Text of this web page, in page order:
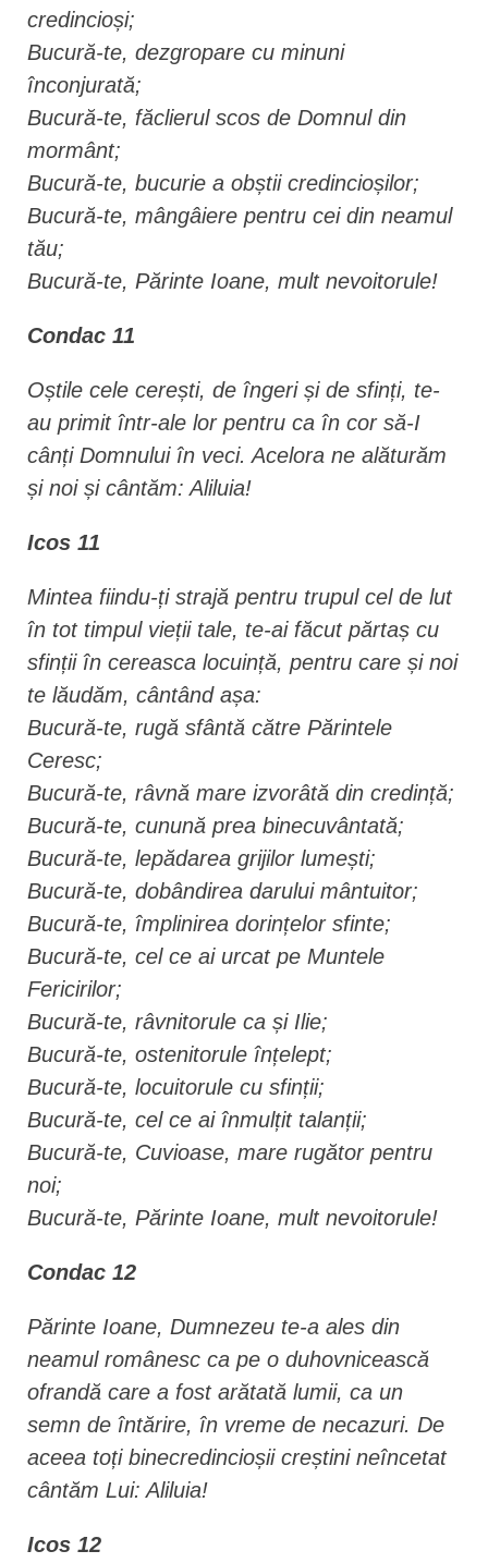
credincioși;
Bucură-te, dezgropare cu minuni
înconjurată;
Bucură-te, făclierul scos de Domnul din
mormânt;
Bucură-te, bucurie a obștii credincioșilor;
Bucură-te, mângâiere pentru cei din neamul
tău;
Bucură-te, Părinte Ioane, mult nevoitorule!
Condac 11
Oștile cele cerești, de îngeri și de sfinți, te-
au primit într-ale lor pentru ca în cor să-I
cânți Domnului în veci. Acelora ne alăturăm
și noi și cântăm: Aliluia!
Icos 11
Mintea fiindu-ți strajă pentru trupul cel de lut
în tot timpul vieții tale, te-ai făcut părtaș cu
sfinții în cereasca locuință, pentru care și noi
te lăudăm, cântând așa:
Bucură-te, rugă sfântă către Părintele
Ceresc;
Bucură-te, râvnă mare izvorâtă din credință;
Bucură-te, cunună prea binecuvântată;
Bucură-te, lepădarea grijilor lumești;
Bucură-te, dobândirea darului mântuitor;
Bucură-te, împlinirea dorințelor sfinte;
Bucură-te, cel ce ai urcat pe Muntele
Fericirilor;
Bucură-te, râvnitorule ca și Ilie;
Bucură-te, ostenitorule înțelept;
Bucură-te, locuitorule cu sfinții;
Bucură-te, cel ce ai înmulțit talanții;
Bucură-te, Cuvioase, mare rugător pentru
noi;
Bucură-te, Părinte Ioane, mult nevoitorule!
Condac 12
Părinte Ioane, Dumnezeu te-a ales din
neamul românesc ca pe o duhovnicească
ofrandă care a fost arătată lumii, ca un
semn de întărire, în vreme de necazuri. De
aceea toți binecredincioșii creștini neîncetat
cântăm Lui: Aliluia!
Icos 12